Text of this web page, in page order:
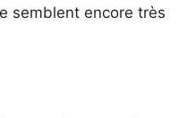
semblent encore très